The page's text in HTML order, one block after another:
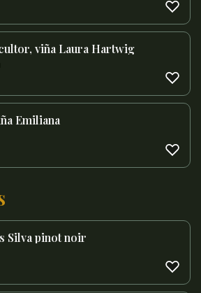
viña Laura Hartwig
Emiliana
Silva pinot noir